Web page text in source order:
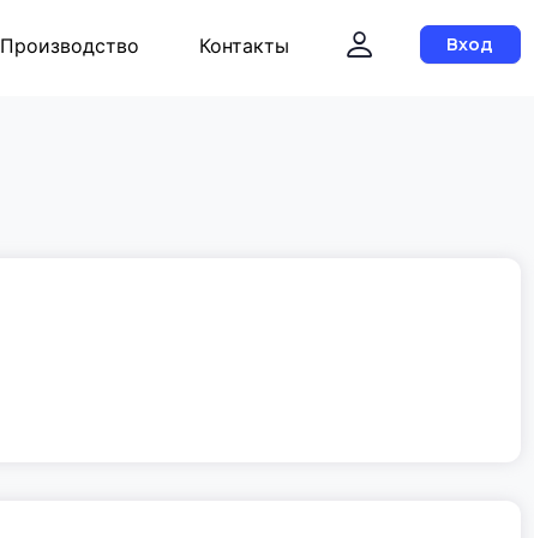
Производство Контакты Вход